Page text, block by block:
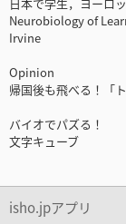
Neurobiology of
Irvine
Opinion
帰国後も飛べる！「
バイオでパズる！
文字キューブ
isho.jpアプリ